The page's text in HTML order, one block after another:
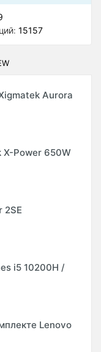
15157
Aurora
X-Power 650W
2SE
i5 10200H /
Lenovo